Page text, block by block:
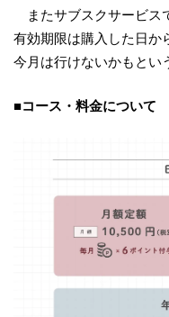
またサブスクサービス
有効期限は購入した日か
今月は行けないかもとい
■コース・料金について